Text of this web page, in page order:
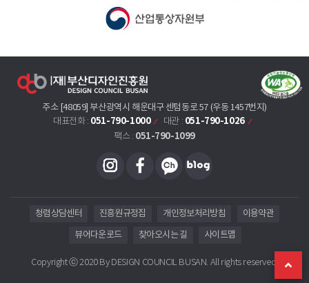
주소 [48059] 부산광역시 해운대구 센텀동로 57 (우동 1457번지)
대표전화 : 051-790-1000 대관 : 051-790-1026
팩스 : 051-790-1099
청렴상담센터 진흥원규정집 개인정보처리방침 이용약관
뷰어다운로드 찾아오시는 길 사이트맵
Copyright ⓒ 2020 By DESIGN COUNCIL BUSAN. All rights reserved.